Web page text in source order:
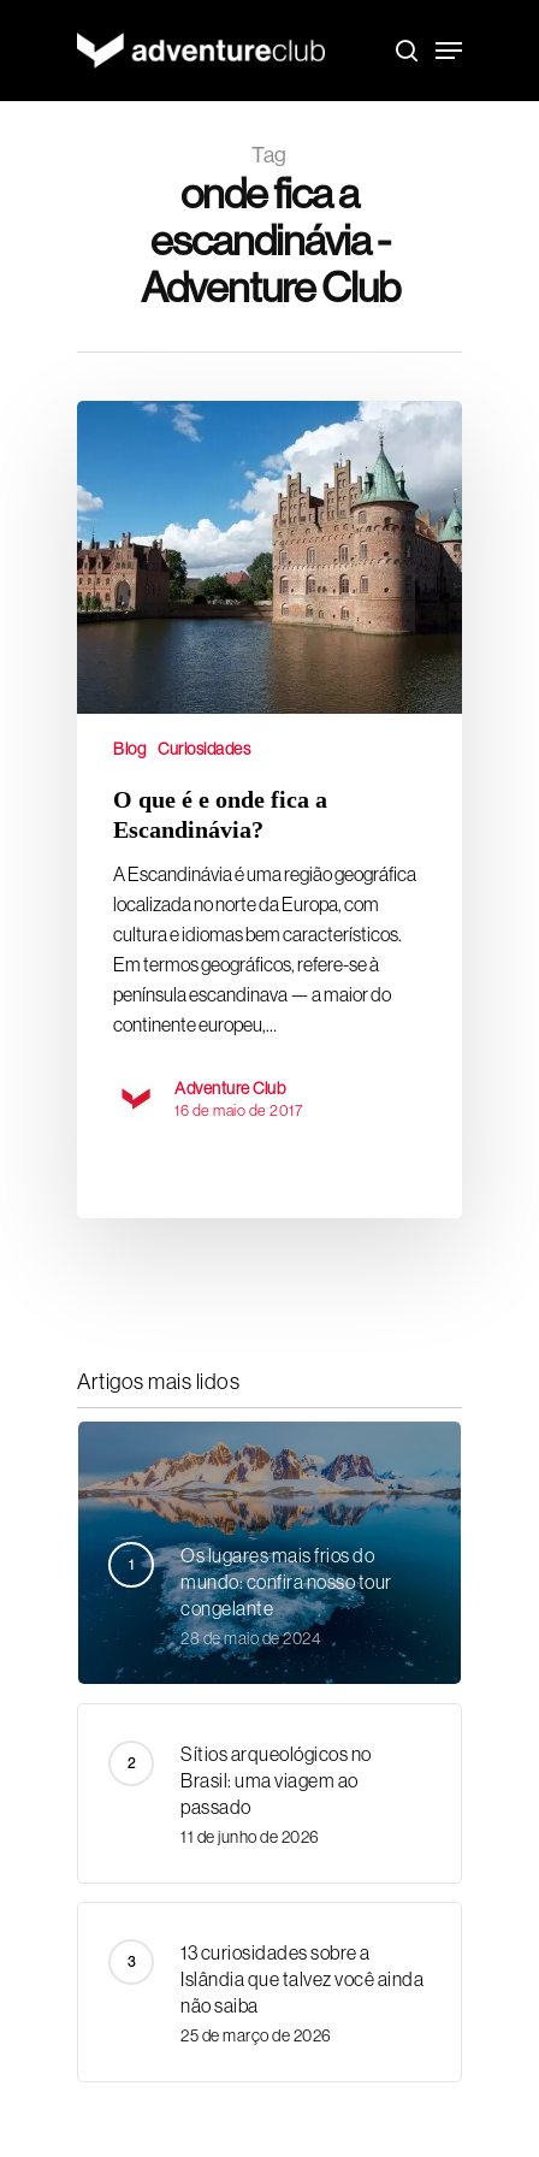
search
Menu
Tag
onde fica a
escandinávia -
Adventure Club
Blog Curiosidades
O que é e onde fica a
Escandinávia?
A Escandinávia é uma região geográfica
localizada no norte da Europa, com
cultura e idiomas bem característicos.
Em termos geográficos, refere-se à
península escandinava — a maior do
continente europeu,…
Adventure Club
16 de maio de 2017
Artigos mais lidos
Os lugares mais frios do
mundo: confira nosso tour
congelante
28 de maio de 2024
Sítios arqueológicos no
Brasil: uma viagem ao
passado
11 de junho de 2026
13 curiosidades sobre a
Islândia que talvez você ainda
não saiba
25 de março de 2026